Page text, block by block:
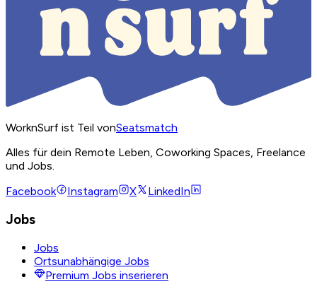
WorknSurf ist Teil vonSeatsmatch
Alles für dein Remote Leben, Coworking Spaces, Freelance
und Jobs.
Facebook
Instagram X LinkedIn
Jobs
Jobs
Ortsunabhängige Jobs
Premium Jobs inserieren